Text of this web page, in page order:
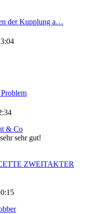
der Kupplung a…
& Co
sehr gut!
ZWEITAKTER